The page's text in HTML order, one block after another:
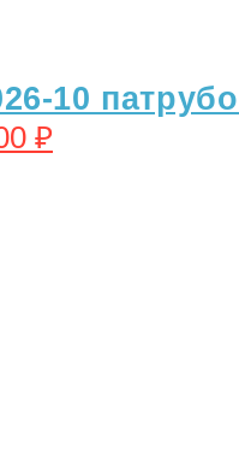
10
₽